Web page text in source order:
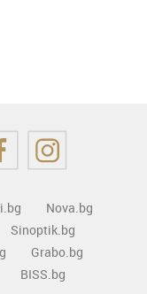
Nova.bg
Sinoptik.bg
Grabo.bg
BISS.bg